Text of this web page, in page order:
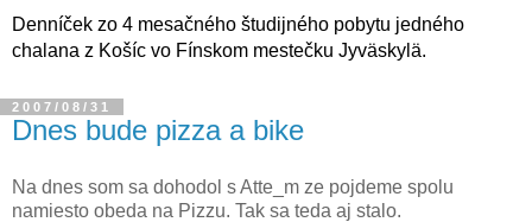
Denníček zo 4 mesačného študijného pobytu jedného
chalana z Košíc vo Fínskom mestečku Jyväskylä.
2007/08/31
Dnes bude pizza a bike
Na dnes som sa dohodol s Atte_m ze pojdeme spolu
namiesto obeda na Pizzu. Tak sa teda aj stalo.